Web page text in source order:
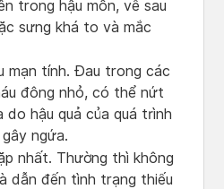
trong hậu môn, về sau
sưng khá to và mắc
mạn tính. Đau trong các
đông nhỏ, có thể nứt
hậu quả của quá trình
ngứa.
nhất. Thường thì không
dẫn đến tình trạng thiếu